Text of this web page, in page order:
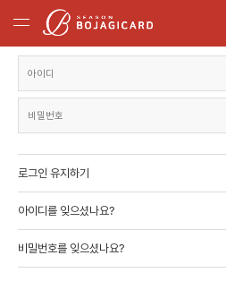
로그인 유지하기
아이디를 잊으셨나요?
비밀번호를 잊으셨나요?